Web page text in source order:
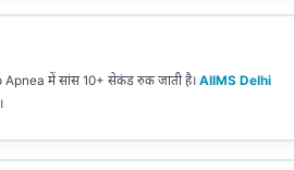
Apnea में सांस 10+ सेकंड रुक जाती है। AIIMS Delhi